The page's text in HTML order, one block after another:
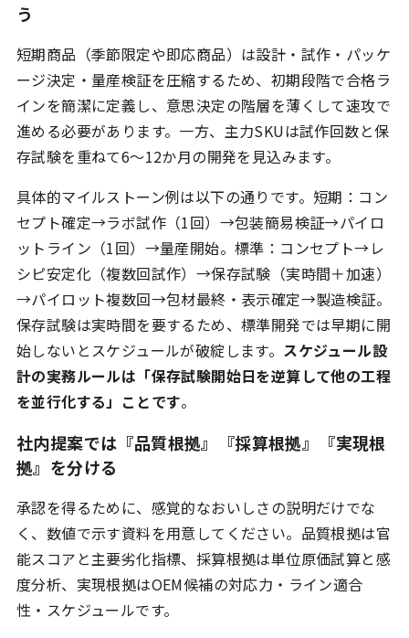
う
短期商品（季節限定や即応商品）は設計・試作・パッケ
ージ決定・量産検証を圧縮するため、初期段階で合格ラ
インを簡潔に定義し、意思決定の階層を薄くして速攻で
進める必要があります。一方、主力SKUは試作回数と保
存試験を重ねて6〜12か月の開発を見込みます。
具体的マイルストーン例は以下の通りです。短期：コン
セプト確定→ラボ試作（1回）→包装簡易検証→パイロ
ットライン（1回）→量産開始。標準：コンセプト→レ
シピ安定化（複数回試作）→保存試験（実時間＋加速）
→パイロット複数回→包材最終・表示確定→製造検証。
保存試験は実時間を要するため、標準開発では早期に開
始しないとスケジュールが破綻します。 スケジュール設
計の実務ルールは「保存試験開始日を逆算して他の工程
を並行化する」ことです。
社内提案では『品質根拠』『採算根拠』『実現根
拠』を分ける
承認を得るために、感覚的なおいしさの説明だけでな
く、数値で示す資料を用意してください。品質根拠は官
能スコアと主要劣化指標、採算根拠は単位原価試算と感
度分析、実現根拠はOEM候補の対応力・ライン適合
性・スケジュールです。